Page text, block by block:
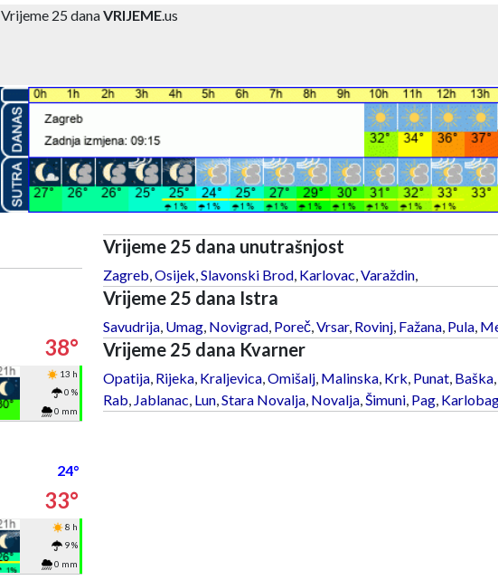
Vrijeme 25 danaVRIJEME.us
38°
13 h
0 %
0 mm
24°
33°
8 h
9 %
0 mm
Vrijeme 25 dana unutrašnjost
Zagreb Osijek Slavonski Brod, Karlovac Varaždin,
Vrijeme 25 dana Istra
Savudrija, Umag, Novigrad, Poreč, Vrsar, Rovinj, Fažana, Pula,
Vrijeme 25 dana Kvarner
Opatija, Rijeka, Kraljevica, Omišalj, Malinska, Krk Punat, Baška,
Rab Jablanac Lun, Stara Novalja, Novalja, Šimuni, Pag,